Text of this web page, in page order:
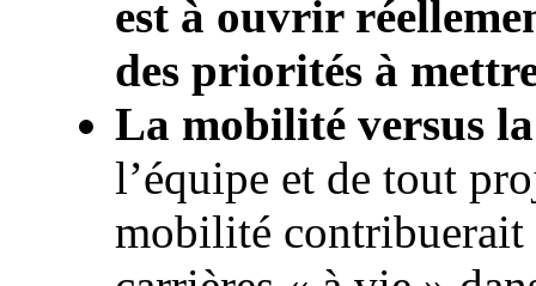
est à ouvrir
des priorités à
La mobilité versus
l’équipe et de tout
mobilité contribuerait